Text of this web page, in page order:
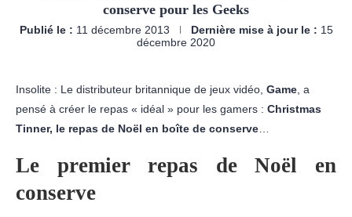
conserve pour les Geeks
Publié le : 11 décembre 2013 Dernière mise à jour le : 15
décembre 2020
Insolite : Le distributeur britannique de jeux vidéo, Game , a
pensé à créer le repas « idéal » pour les gamers : Christmas
Tinner, le repas de Noël en boîte de conserve
Le premier repas de Noël en
conserve